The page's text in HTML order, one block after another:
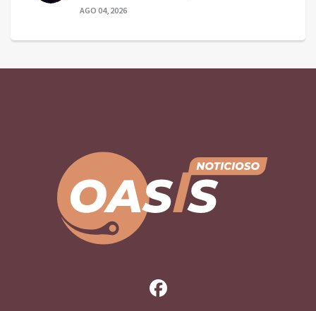
México
AGO 04, 2026